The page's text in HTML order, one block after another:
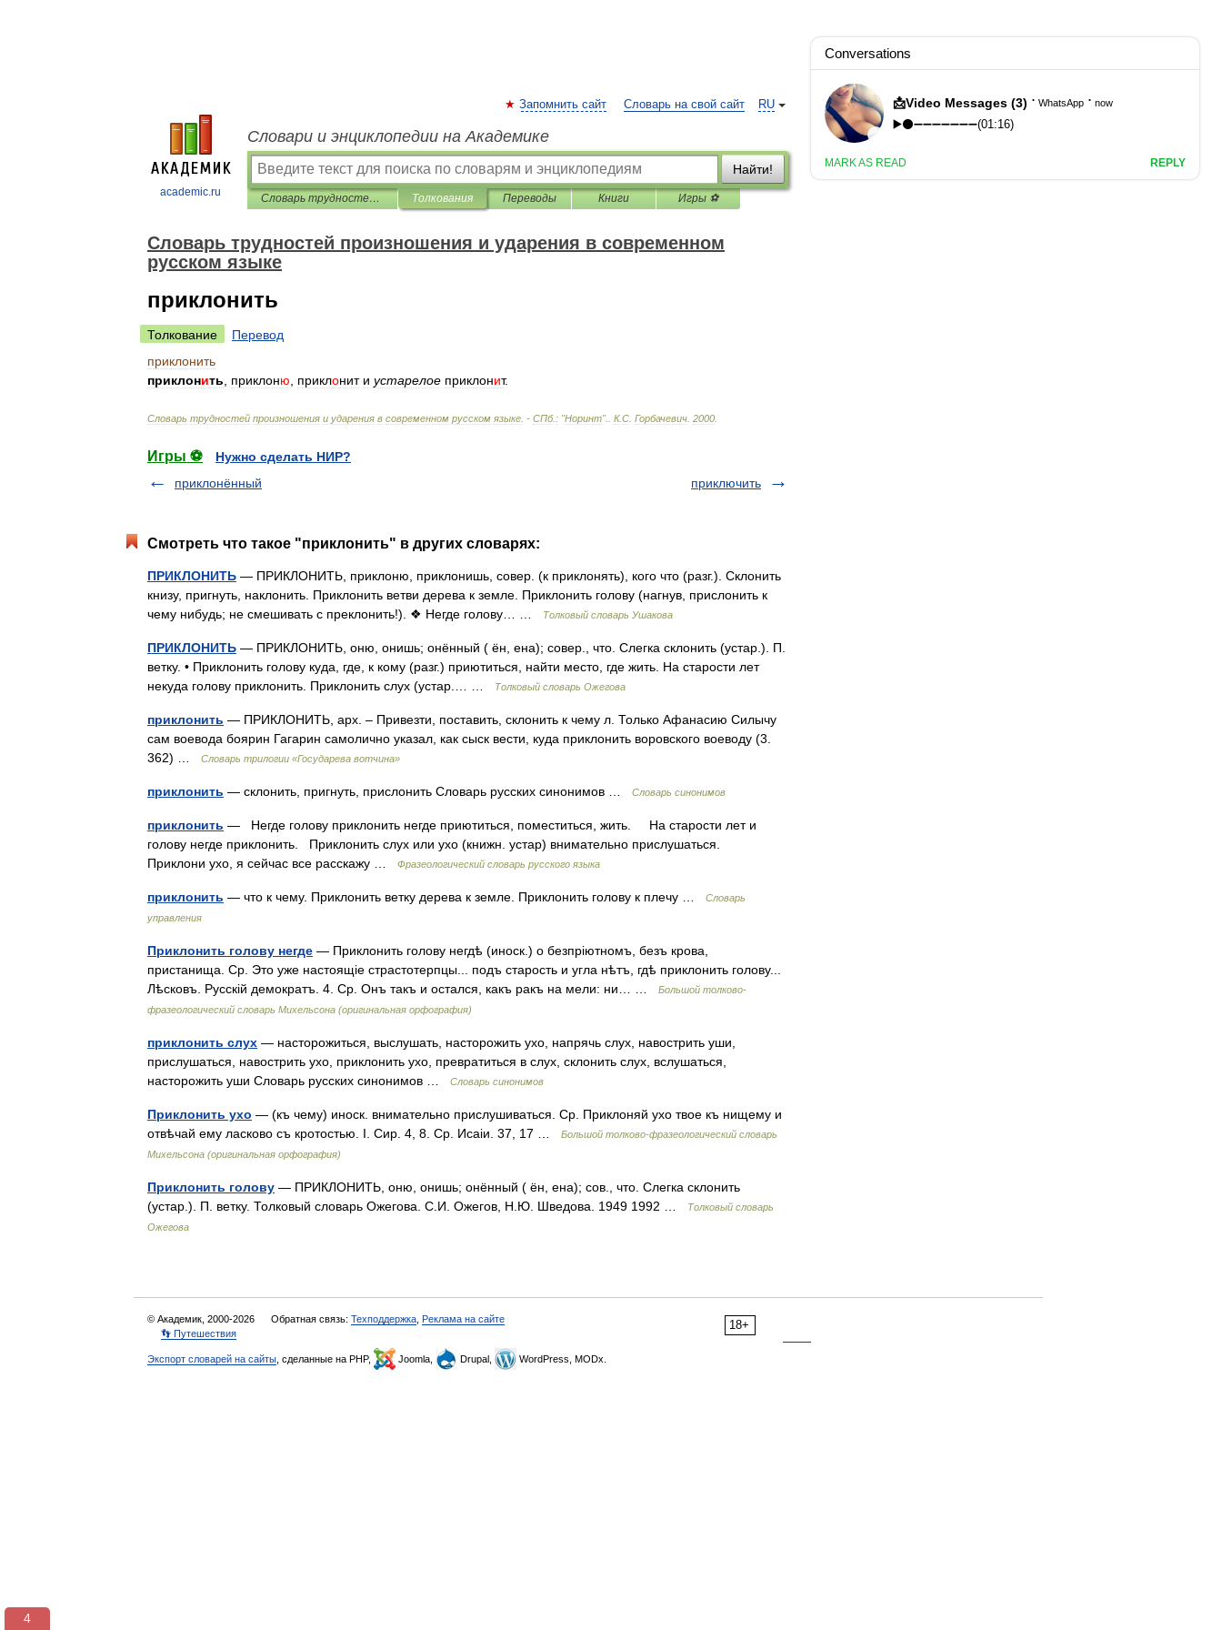
academic.ru
RU
Запомнить сайт Словарь на свой сайт
Словари и энциклопедии на Академике
Найти!
Словарь трудностей произношения и ударения в современном русском языке Толкования Переводы Книги Игры ⚽
Словарь трудностей произношения и ударения в современном
русском языке
приклонить
Толкование
Перевод
приклонить
приклонить приклоню приклонит и устарелое приклонит.
Словарь трудностей произношения и ударения в современном русском языке . - СПб. : "Норинт". К.С Горбачевич 2000
Игры ⚽
Нужно сделать НИР?
приклонённый
приключить
Смотреть что такое "приклонить" в других словарях:
ПРИКЛОНИТЬ — ПРИКЛОНИТЬ, приклоню, приклонишь, совер. (к приклонять), кого что (разг.). Склонить
книзу, пригнуть, наклонить. Приклонить ветви дерева к земле. Приклонить голову (нагнув, прислонить к
чему нибудь; не смешивать с преклонить!). ❖ Негде голову… …
Толковый словарь Ушакова
ПРИКЛОНИТЬ — ПРИКЛОНИТЬ, оню, онишь; онённый ( ён, ена); совер., что. Слегка склонить (устар.). П.
ветку. • Приклонить голову куда, где, к кому (разг.) приютиться, найти место, где жить. На старости лет
некуда голову приклонить. Приклонить слух (устар.… …
Толковый словарь Ожегова
приклонить — ПРИКЛОНИТЬ, арх. – Привезти, поставить, склонить к чему л. Только Афанасию Силычу
сам воевода боярин Гагарин самолично указал, как сыск вести, куда приклонить воровского воеводу (3.
362) …
Словарь трилогии «Государева вотчина»
приклонить — склонить, пригнуть, прислонить Словарь русских синонимов … Словарь синонимов
приклонить — Негде голову приклонить негде приютиться, поместиться, жить. На старости лет и
голову негде приклонить. Приклонить слух или ухо (книжн. устар) внимательно прислушаться.
Приклони ухо, я сейчас все расскажу …
Фразеологический словарь русского языка
приклонить — что к чему. Приклонить ветку дерева к земле. Приклонить голову к плечу …
Словарь
управления
Приклонить голову негде — Приклонить голову негдѣ (иноск.) о безпріютномъ, безъ крова,
пристанища. Ср. Это уже настоящіе страстотерпцы... подъ старость и угла нѣтъ, гдѣ приклонить голову...
Лѣсковъ. Русскій демократъ. 4. Ср. Онъ такъ и остался, какъ ракъ на мели: ни… …
Большой толково-
фразеологический словарь Михельсона (оригинальная орфография)
приклонить слух — насторожиться, выслушать, насторожить ухо, напрячь слух, навострить уши,
прислушаться, навострить ухо, приклонить ухо, превратиться в слух, склонить слух, вслушаться,
насторожить уши Словарь русских синонимов …
Словарь синонимов
Приклонить ухо — (къ чему) иноск. внимательно прислушиваться. Ср. Приклоняй ухо твое къ нищему и
отвѣчай ему ласково съ кротостью. І. Сир. 4, 8. Ср. Исаіи. 37, 17 …
Большой толково-фразеологический словарь
Михельсона (оригинальная орфография)
Приклонить голову — ПРИКЛОНИТЬ, оню, онишь; онённый ( ён, ена); сов., что. Слегка склонить
(устар.). П. ветку. Толковый словарь Ожегова. С.И. Ожегов, Н.Ю. Шведова. 1949 1992 …
Толковый словарь
Ожегова
18+
© Академик, 2000-2026 Обратная связь: Техподдержка Реклама на сайте
👣 Путешествия
Экспорт словарей на сайты , сделанные на PHP, Joomla, Drupal, WordPress, MODx.
3